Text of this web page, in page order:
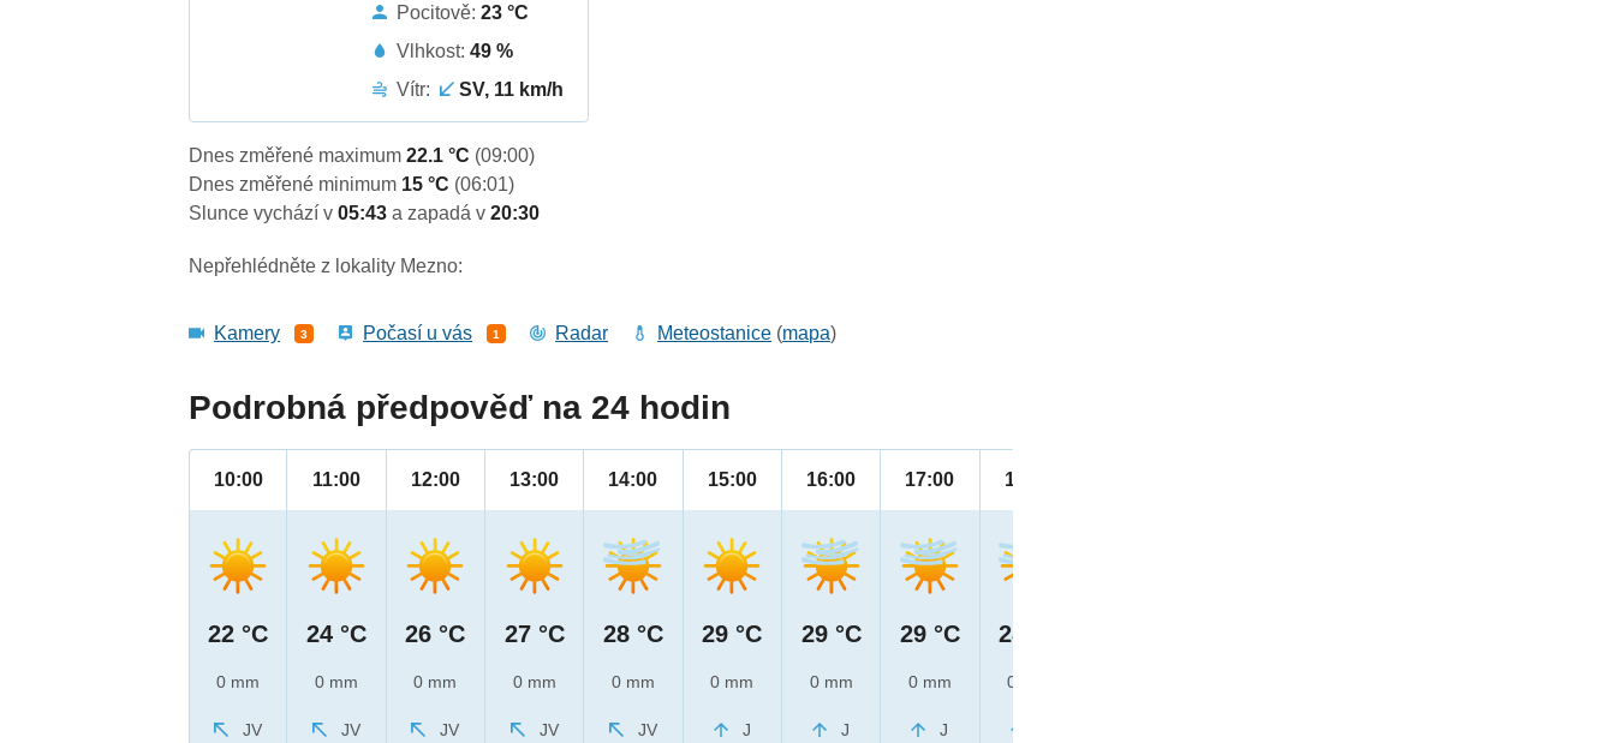
Pocitově:23 °C
Vlhkost:49 %
Vítr:
SV, 11 km/h
Dnes změřené maximum22.1 °C (09:00)
Dnes změřené minimum 15 °C (06:01)
Slunce vychází v05:43a zapadá v20:30
Nepřehlédněte z lokality Mezno:
Kamery 3 Počasí u vás 1 Radar Meteostanice (mapa)
Podrobná předpověď na 24 hodin
10:00
22 °C
0 mm
JV
11:00
24 °C
0 mm
JV
12:00
26 °C
0 mm
JV
13:00
27 °C
0 mm
JV
14:00
28 °C
0 mm
JV
15:00
29 °C
0 mm
J
16:00
29 °C
0 mm
J
17:00
29 °C
0 mm
J
18:00
28 °C
0 mm